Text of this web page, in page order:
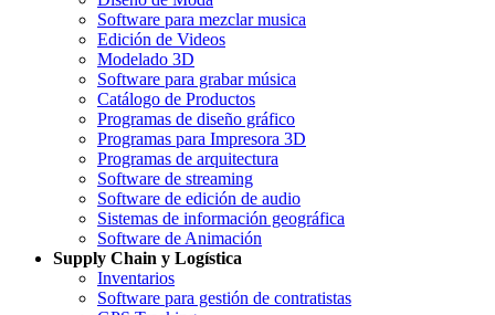
Software para mezclar musica
Edición de Videos
Modelado 3D
Software para grabar música
Catálogo de Productos
Programas de diseño gráfico
Programas para Impresora 3D
Programas de arquitectura
Software de streaming
Software de edición de audio
Sistemas de información geográfica
Software de Animación
Supply Chain y Logística
Inventarios
Software para gestión de contratistas